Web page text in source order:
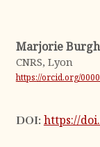
Marjorie
CNRS, Lyon
https://orcid.org/
DOI: https://